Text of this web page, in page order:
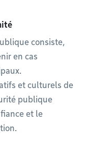
consiste,
en cas
et culturels de
publique
et le